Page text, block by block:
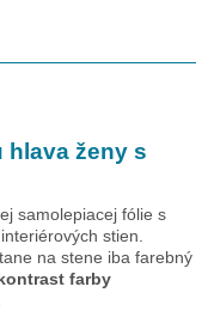
hlava ženy s
samolepiacej fólie s
stien.
na stene iba farebný
farby